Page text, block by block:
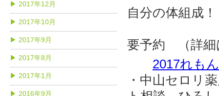
▶ 2017年12月
▶ 2017年10月
▶ 2017年9月
▶ 2017年8月
▶ 2017年1月
▶ 2016年9月
自分の体組成！
要予約 （詳細
2017れも
・中山セロ